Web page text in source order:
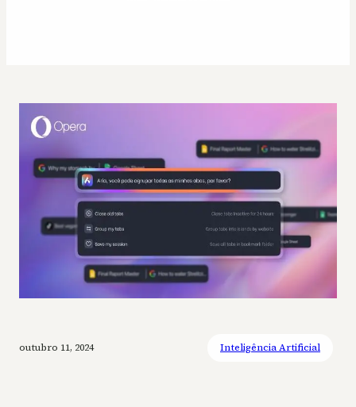
outubro 11, 2024 Inteligência Artificial